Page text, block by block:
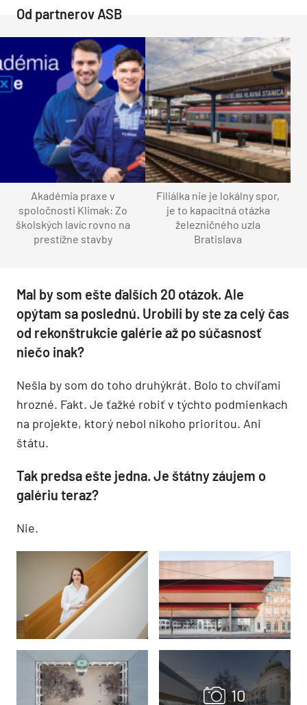
Od partnerov ASB
Akadémia praxe v
spoločnosti Klimak: Zo
školských lavíc rovno na
prestížne stavby
Filiálka nie je lokálny spor,
je to kapacitná otázka
železničného uzla
Bratislava
Mal by som ešte ďalších 20 otázok. Ale
opýtam sa poslednú. Urobili by ste za celý čas
od rekonštrukcie galérie až po súčasnosť
niečo inak?
Nešla by som do toho druhýkrát. Bolo to chvíľami
hrozné. Fakt. Je ťažké robiť v týchto podmienkach
na projekte, ktorý nebol nikoho prioritou. Ani
štátu.
Tak predsa ešte jedna. Je štátny záujem o
galériu teraz?
Nie.